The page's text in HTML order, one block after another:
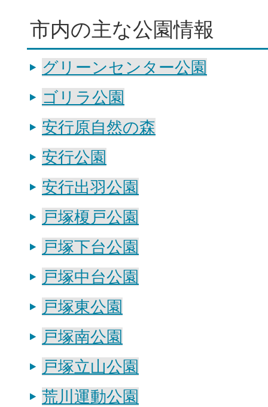
市内の主な公園情報
グリーンセンター公園
ゴリラ公園
安行原自然の森
安行公園
安行出羽公園
戸塚榎戸公園
戸塚下台公園
戸塚中台公園
戸塚東公園
戸塚南公園
戸塚立山公園
荒川運動公園